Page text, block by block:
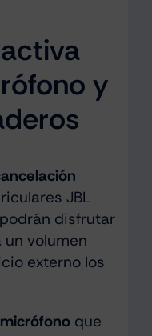
y
JBL
disfrutar
volumen
externo los
micrófonoque